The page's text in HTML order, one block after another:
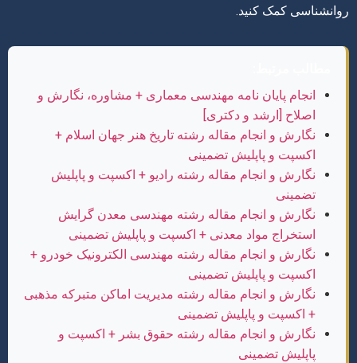
روانشناسی کمک کنید.
انجام پایان نامه مهندسی معماری + مشاوره، نگارش و
اصلاح [ارشد و دکتری]
نگارش و انجام مقاله رشته تاریخ هنر جهان اسلام +
اکسپت و پاپلیش تضمینی
نگارش و انجام مقاله رشته رادیو + اکسپت و پاپلیش
تضمینی
نگارش و انجام مقاله رشته مهندسی معدن گرایش
استخراج مواد معدنی + اکسپت و پاپلیش تضمینی
نگارش و انجام مقاله رشته مهندسی الکترونیک خودرو +
اکسپت و پاپلیش تضمینی
نگارش و انجام مقاله رشته مدیریت اماکن متبرکه مذهبی
+ اکسپت و پاپلیش تضمینی
نگارش و انجام مقاله رشته حقوق بشر + اکسپت و
پاپلیش تضمینی